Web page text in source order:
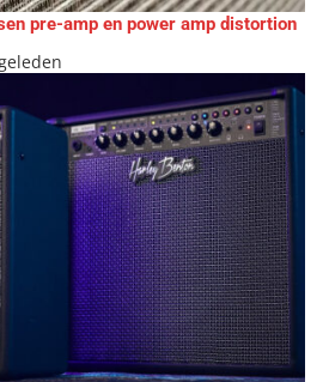
pre-amp en power amp distortion